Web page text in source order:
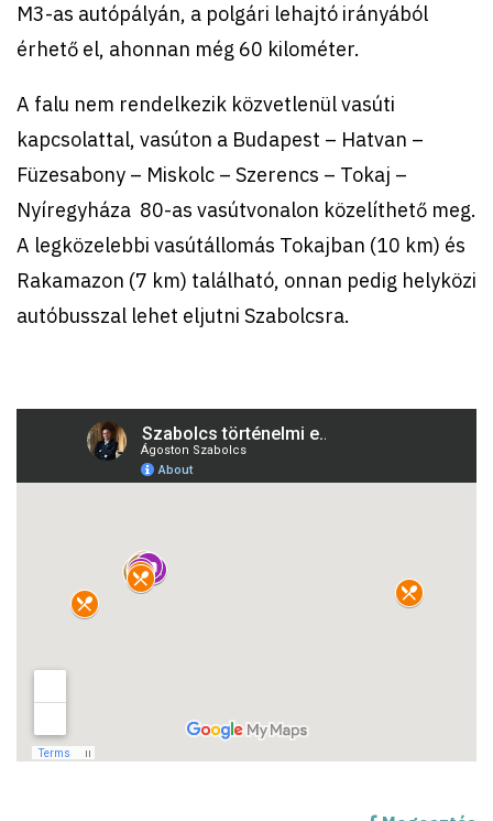
M3-as autópályán, a polgári lehajtó irányából
érhető el, ahonnan még 60 kilométer.
A falu nem rendelkezik közvetlenül vasúti
kapcsolattal, vasúton a Budapest – Hatvan –
Füzesabony – Miskolc – Szerencs – Tokaj –
Nyíregyháza 80-as vasútvonalon közelíthető meg.
A legközelebbi vasútállomás Tokajban (10 km) és
Rakamazon (7 km) található, onnan pedig helyközi
autóbusszal lehet eljutni Szabolcsra.